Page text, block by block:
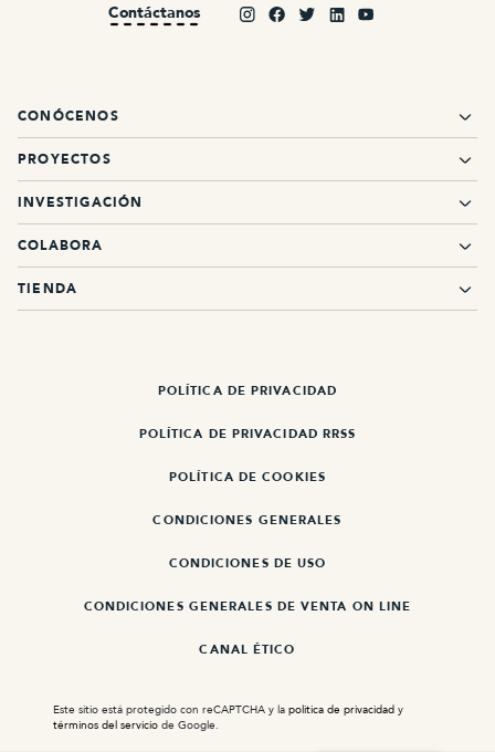
Contáctanos
CONÓCENOS
PROYECTOS
INVESTIGACIÓN
COLABORA
TIENDA
POLÍTICA DE PRIVACIDAD
POLÍTICA DE PRIVACIDAD RRSS
POLÍTICA DE COOKIES
CONDICIONES GENERALES
CONDICIONES DE USO
CONDICIONES GENERALES DE VENTA ON LINE
CANAL ÉTICO
Este sitio está protegido con reCAPTCHA y la politica de privacidad y
términos del servicio de Google.